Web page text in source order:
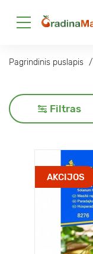
Pagrindinis puslapis
Filtras
AKCIJOS